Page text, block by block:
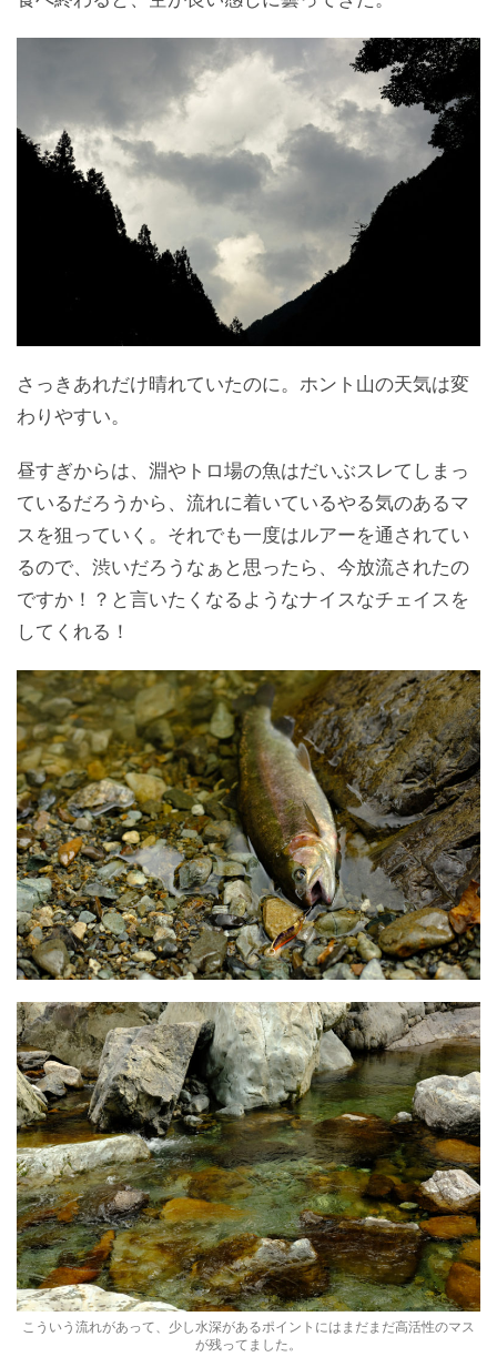
さっきあれだけ晴れていたのに。ホント山の天気は変
わりやすい。
昼すぎからは、淵やトロ場の魚はだいぶスレてしまっ
ているだろうから、流れに着いているやる気のあるマ
スを狙っていく。それでも一度はルアーを通されてい
るので、渋いだろうなぁと思ったら、今放流されたの
ですか！？と言いたくなるようなナイスなチェイスを
してくれる！
こういう流れがあって、少し水深があるポイントにはまだまだ高活性のマス
が残ってました。